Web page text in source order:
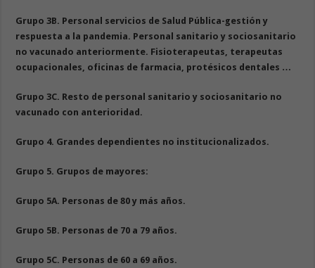
Grupo 3B. Personal servicios de Salud Pública-gestión y
respuesta a la pandemia. Personal sanitario y sociosanitario
no vacunado anteriormente. Fisioterapeutas, terapeutas
ocupacionales, oficinas de farmacia, protésicos dentales …
Grupo 3C. Resto de personal sanitario y sociosanitario no
vacunado con anterioridad.
Grupo 4. Grandes dependientes no institucionalizados.
Grupo 5. Grupos de mayores:
Grupo 5A. Personas de 80 y más años.
Grupo 5B. Personas de 70 a 79 años.
Grupo 5C. Personas de 60 a 69 años.